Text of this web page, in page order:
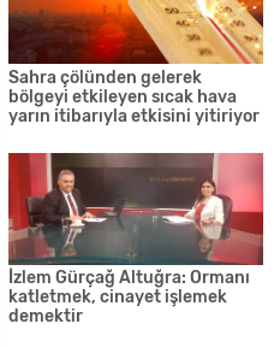
Sahra çölünden gelerek
bölgeyi etkileyen sıcak hava
yarın itibarıyla etkisini yitiriyor
İzlem Gürçağ Altuğra: Ormanı
katletmek, cinayet işlemek
demektir